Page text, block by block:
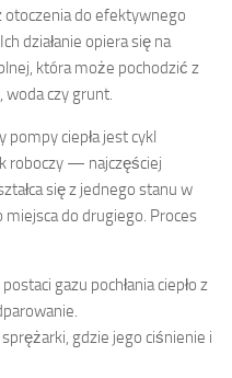
do efektywnego
działanie opiera się na
która może pochodzić z
woda czy grunt.
ciepła jest cykl
roboczy — najczęściej
się z jednego stanu w
miejsca do drugiego. Proces
gazu pochłania ciepło z
gdzie jego ciśnienie i